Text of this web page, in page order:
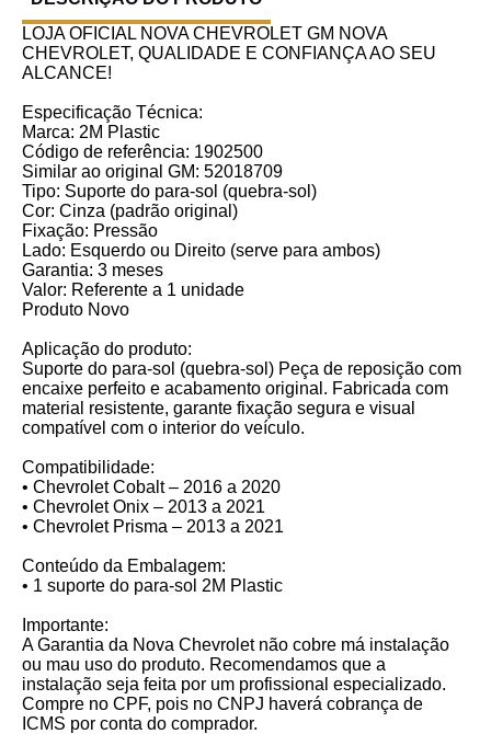
LOJA OFICIAL NOVA CHEVROLET GM NOVA
CHEVROLET, QUALIDADE E CONFIANÇA AO SEU
ALCANCE!
Especificação Técnica:
Marca: 2M Plastic
Código de referência: 1902500
Similar ao original GM: 52018709
Tipo: Suporte do para-sol (quebra-sol)
Cor: Cinza (padrão original)
Fixação: Pressão
Lado: Esquerdo ou Direito (serve para ambos)
Garantia: 3 meses
Valor: Referente a 1 unidade
Produto Novo
Aplicação do produto:
Suporte do para-sol (quebra-sol) Peça de reposição com
encaixe perfeito e acabamento original. Fabricada com
material resistente, garante fixação segura e visual
compatível com o interior do veículo.
Compatibilidade:
• Chevrolet Cobalt – 2016 a 2020
• Chevrolet Onix – 2013 a 2021
• Chevrolet Prisma – 2013 a 2021
Conteúdo da Embalagem:
• 1 suporte do para-sol 2M Plastic
Importante:
A Garantia da Nova Chevrolet não cobre má instalação
ou mau uso do produto. Recomendamos que a
instalação seja feita por um profissional especializado.
Compre no CPF, pois no CNPJ haverá cobrança de
ICMS por conta do comprador.